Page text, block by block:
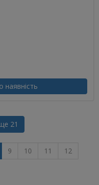
наявність
21
9 10 11
12